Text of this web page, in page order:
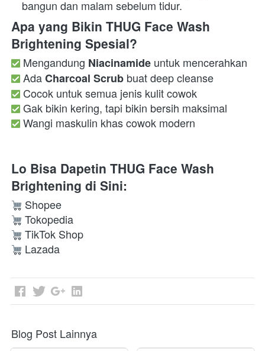
bangun dan malam sebelum tidur.
Apa yang Bikin THUG Face Wash
Brightening Spesial?
Mengandung Niacinamide
Ada Charcoal Scrub
Wangi maskulin khas cowok modern
Lo Bisa Dapetin THUG Face Wash
Brightening di Sini:
Lazada
Blog Post Lainnya